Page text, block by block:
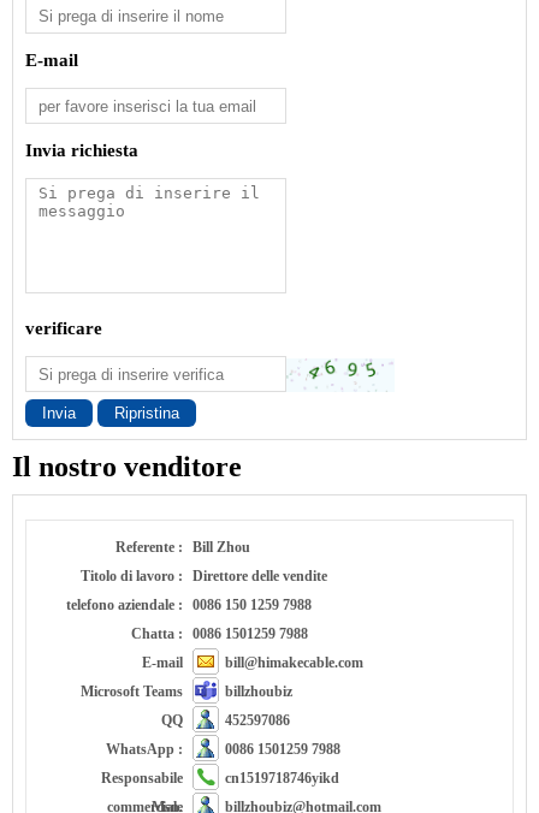
E-mail
Invia richiesta
verificare
Invia Ripristina
Il nostro venditore
Referente :
Bill Zhou
Titolo di lavoro :
Direttore delle vendite
telefono aziendale :
0086 150 1259 7988
Chatta :
0086 1501259 7988
E-mail
bill@himakecable.com
Microsoft Teams
billzhoubiz
QQ
452597086
WhatsApp :
0086 1501259 7988
Responsabile
commerciale
cn1519718746yikd
Msn.
billzhoubiz@hotmail.com